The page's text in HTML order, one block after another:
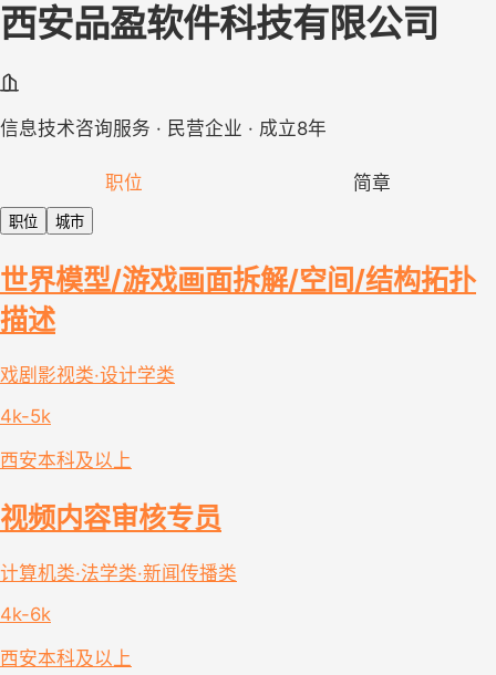
西安品盈软件科技有限公司
信息技术咨询服务 · 民营企业 · 成立8年
职位 简章
职位 城市
世界模型/游戏画面拆解/空间/结构拓扑
描述
戏剧影视类·设计学类
4k-5k
西安本科及以上
视频内容审核专员
计算机类·法学类·新闻传播类
4k-6k
西安本科及以上